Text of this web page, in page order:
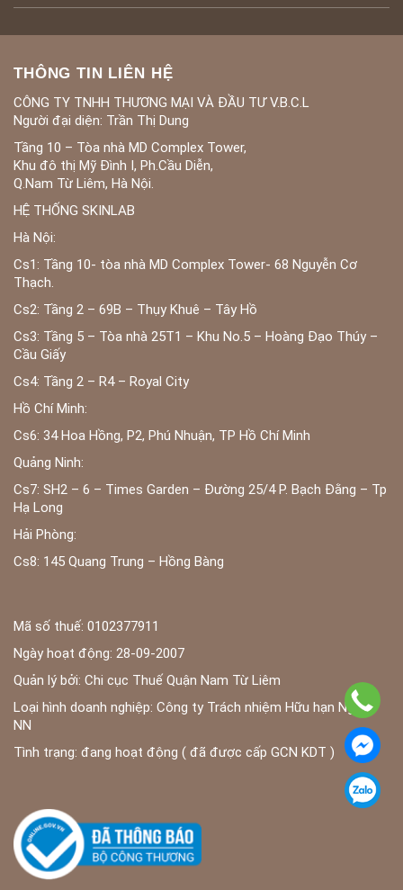
THÔNG TIN LIÊN HỆ
CÔNG TY TNHH THƯƠNG MẠI VÀ ĐẦU TƯ V.B.C.L
Người đại diện: Trần Thị Dung
Tầng 10 – Tòa nhà MD Complex Tower,
Khu đô thị Mỹ Đình I, Ph.Cầu Diễn,
Q.Nam Từ Liêm, Hà Nội.
HỆ THỐNG SKINLAB
Hà Nội:
Cs1: Tầng 10- tòa nhà MD Complex Tower- 68 Nguyễn Cơ
Thạch.
Cs2: Tầng 2 – 69B – Thụy Khuê – Tây Hồ
Cs3: Tầng 5 – Tòa nhà 25T1 – Khu No.5 – Hoàng Đạo Thúy –
Cầu Giấy
Cs4: Tầng 2 – R4 – Royal City
Hồ Chí Minh:
Cs6: 34 Hoa Hồng, P2, Phú Nhuận, TP Hồ Chí Minh
Quảng Ninh:
Cs7: SH2 – 6 – Times Garden – Đường 25/4 P. Bạch Đằng – Tp
Hạ Long
Hải Phòng:
Cs8: 145 Quang Trung – Hồng Bàng
Mã số thuế: 0102377911
Ngày hoạt động: 28-09-2007
Quản lý bởi: Chi cục Thuế Quận Nam Từ Liêm
Loại hình doanh nghiệp: Công ty Trách nhiệm Hữu hạn Ngoài
NN
Tình trạng: đang hoạt động ( đã được cấp GCN KDT )